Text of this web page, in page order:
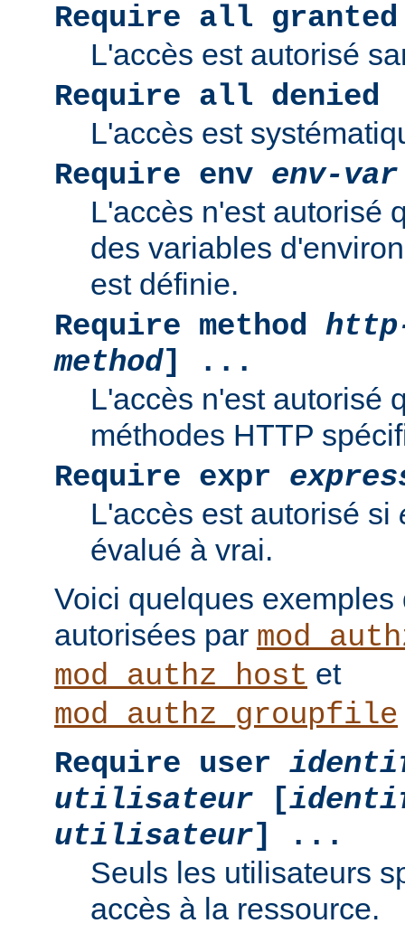
Require all granted
L'accès est autorisé
Require all denied
L'accès est
Require env env-var
L'accès n'est autorisé
des variables
est définie.
Require method
method] ...
L'accès n'est autorisé
méthodes HTTP
Require expr
L'accès est autorisé si
évalué à vrai.
Voici quelques exemples
autorisées par
mod_authz_host et
mod_authz_groupfile
Require user
utilisateur [
utilisateur] ...
Seuls les utilisateurs
accès à la ressource.